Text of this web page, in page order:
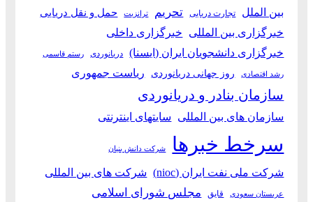
بین الملل تجارت دریایی تحریم ترانزیت حمل و نقل دریایی
خبرگزاری بین المللی خبرگزاری داخلی
خبرگزاری دانشجویان ایران (ایسنا)
دریانوردی رستم قاسمی
رشد اقتصادی روز جهانی دریانوردی ریاست جمهوری
سازمان بنادر و دریانوردی
سازمان های بین المللی سایتهای اینترنتی
سرخط خبرها شرکت دانش بنیان
شرکت ملی نفت ایران (nioc) شرکت های بین المللی
عربستان سعودی قایق مجلس شورای اسلامی